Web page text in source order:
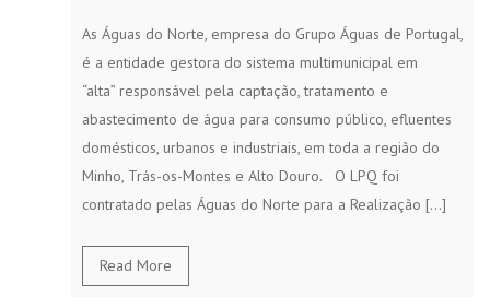
As Águas do Norte, empresa do Grupo Águas de Portugal,
é a entidade gestora do sistema multimunicipal em
“alta” responsável pela captação, tratamento e
abastecimento de água para consumo público, efluentes
domésticos, urbanos e industriais, em toda a região do
Minho, Trás-os-Montes e Alto Douro. O LPQ foi
contratado pelas Águas do Norte para a Realização […]
Read More